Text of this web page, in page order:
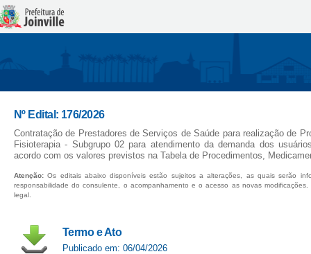
Nº Edital: 176/2026
Contratação de Prestadores de Serviços de Saúde para realização de
Fisioterapia - Subgrupo 02 para atendimento da demanda dos
acordo com os valores previstos na Tabela de Procedimentos,
Atenção: Os editais abaixo disponíveis estão sujeitos a alterações, as quais serão
responsabilidade do consulente, o acompanhamento e o acesso as novas
legal.
Termo e Ato
Publicado em: 06/04/2026